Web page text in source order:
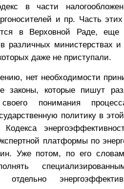
в части
и пр. Часть
в Верховной Раде, еще
в различных министерствах
даже не приступали.
нет необходимости
законы, которые пишут
понимания
политику в
Кодекса
платформы по
Уже потом, по его
отдельно